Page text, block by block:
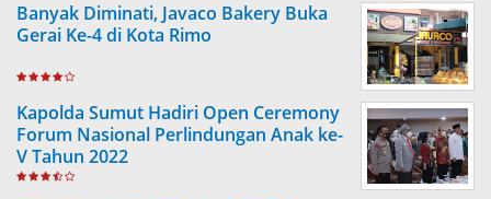
Banyak Diminati, Javaco Bakery Buka
Gerai Ke-4 di Kota Rimo
Kapolda Sumut Hadiri Open Ceremony
Forum Nasional Perlindungan Anak ke-
V Tahun 2022